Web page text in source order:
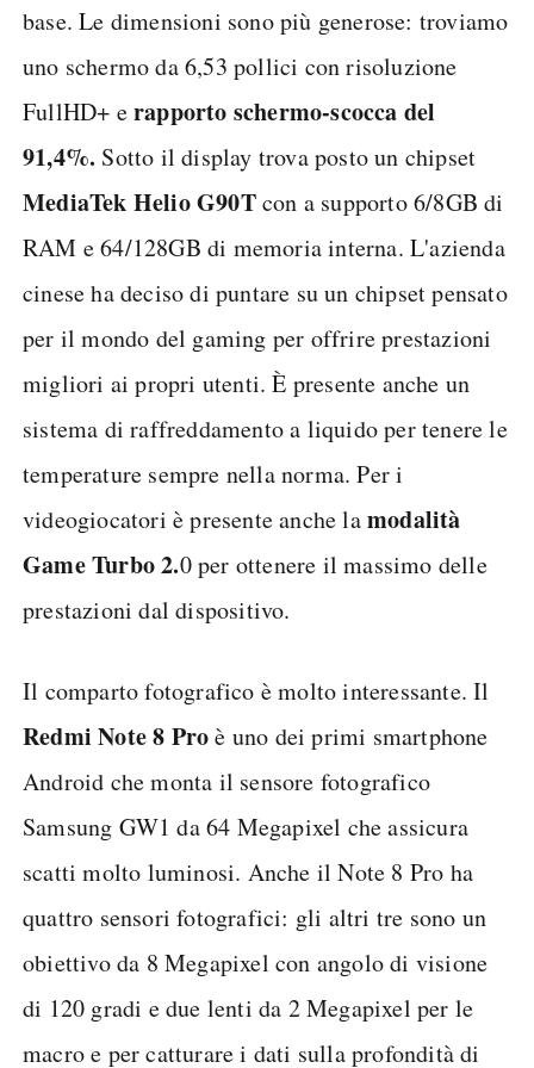
base. Le dimensioni sono più generose: troviamo
uno schermo da 6,53 pollici con risoluzione
FullHD+ erapporto schermo-scocca del
91,4%. Sotto il display trova posto un chipset
MediaTek Helio G90Tcon a supporto 6/8GB di
RAM e 64/128GB di memoria interna. L'azienda
cinese ha deciso di puntare su un chipset pensato
per il mondo del gaming per offrire prestazioni
migliori ai propri utenti. È presente anche un
sistema di raffreddamento a liquido per tenere le
temperature sempre nella norma. Per i
videogiocatori è presente anche lamodalità
Game Turbo 2.0 per ottenere il massimo delle
prestazioni dal dispositivo.
Il comparto fotografico è molto interessante. Il
Redmi Note 8 Proè uno dei primi smartphone
Android che monta il sensore fotografico
Samsung GW1 da 64 Megapixel che assicura
scatti molto luminosi. Anche il Note 8 Pro ha
quattro sensori fotografici: gli altri tre sono un
obiettivo da 8 Megapixel con angolo di visione
di 120 gradi e due lenti da 2 Megapixel per le
macro e per catturare i dati sulla profondità di